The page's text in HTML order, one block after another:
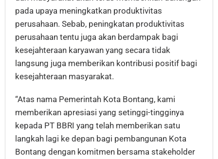
pada upaya meningkatkan produktivitas
perusahaan. Sebab, peningkatan produktivitas
perusahaan tentu juga akan berdampak bagi
kesejahteraan karyawan yang secara tidak
langsung juga memberikan kontribusi positif bagi
kesejahteraan masyarakat.
“Atas nama Pemerintah Kota Bontang, kami
memberikan apresiasi yang setinggi-tingginya
kepada PT BBRI yang telah memberikan satu
langkah lagi ke depan bagi pembangunan Kota
Bontang dengan komitmen bersama stakeholder